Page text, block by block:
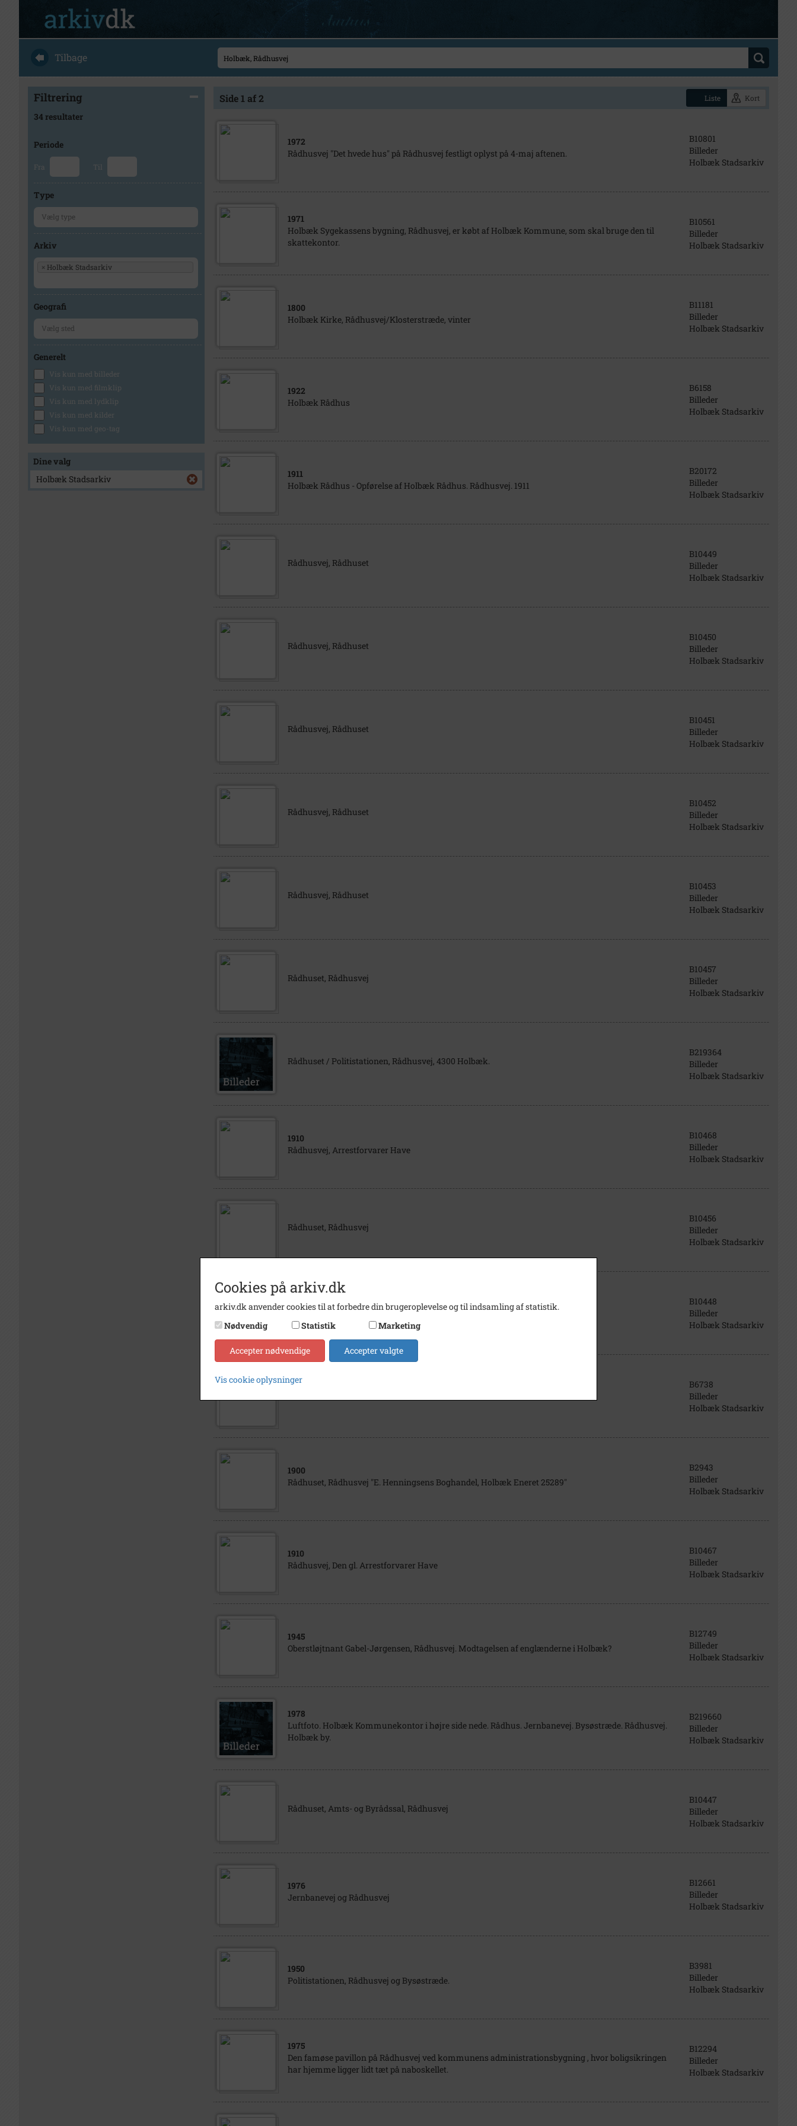
Tilbage
Filtrering
34 resultater
Periode
Fra Til
Type
Arkiv
× Holbæk Stadsarkiv
Geografi
Generelt
Vis kun med billeder
Vis kun med filmklip
Vis kun med lydklip
Vis kun med kilder
Vis kun med geo-tag
Dine valg
Holbæk Stadsarkiv
Side 1 af 2 Liste Kort
1972
Rådhusvej "Det hvede hus" på Rådhusvej festligt oplyst på 4-maj aftenen.
B10801
Billeder
Holbæk Stadsarkiv
1971
Holbæk Sygekassens bygning, Rådhusvej, er købt af Holbæk Kommune, som skal bruge den til
skattekontor.
B10561
Billeder
Holbæk Stadsarkiv
1800
Holbæk Kirke, Rådhusvej/Klosterstræde, vinter
B11181
Billeder
Holbæk Stadsarkiv
1922
Holbæk Rådhus
B6158
Billeder
Holbæk Stadsarkiv
1911
Holbæk Rådhus - Opførelse af Holbæk Rådhus. Rådhusvej. 1911
B20172
Billeder
Holbæk Stadsarkiv
Rådhusvej, Rådhuset
B10449
Billeder
Holbæk Stadsarkiv
Rådhusvej, Rådhuset
B10450
Billeder
Holbæk Stadsarkiv
Rådhusvej, Rådhuset
B10451
Billeder
Holbæk Stadsarkiv
Rådhusvej, Rådhuset
B10452
Billeder
Holbæk Stadsarkiv
Rådhusvej, Rådhuset
B10453
Billeder
Holbæk Stadsarkiv
Rådhuset, Rådhusvej
B10457
Billeder
Holbæk Stadsarkiv
Rådhuset / Politistationen, Rådhusvej, 4300 Holbæk.
B219364
Billeder
Holbæk Stadsarkiv
1910
Rådhusvej, Arrestforvarer Have
B10468
Billeder
Holbæk Stadsarkiv
Rådhuset, Rådhusvej
B10456
Billeder
Holbæk Stadsarkiv
Rådhusvej, Rådhuset, Udvalgsværelse
B10448
Billeder
Holbæk Stadsarkiv
B6738
Billeder
Holbæk Stadsarkiv
1900
Rådhuset, Rådhusvej "E. Henningsens Boghandel, Holbæk Eneret 25289"
B2943
Billeder
Holbæk Stadsarkiv
1910
Rådhusvej, Den gl. Arrestforvarer Have
B10467
Billeder
Holbæk Stadsarkiv
1945
Oberstløjtnant Gabel-Jørgensen, Rådhusvej. Modtagelsen af englænderne i Holbæk?
B12749
Billeder
Holbæk Stadsarkiv
1978
Luftfoto. Holbæk Kommunekontor i højre side nede. Rådhus. Jernbanevej. Bysøstræde. Rådhusvej.
Holbæk by.
B219660
Billeder
Holbæk Stadsarkiv
Rådhuset, Amts- og Byrådssal, Rådhusvej
B10447
Billeder
Holbæk Stadsarkiv
1976
Jernbanevej og Rådhusvej
B12661
Billeder
Holbæk Stadsarkiv
1950
Politistationen, Rådhusvej og Bysøstræde.
B3981
Billeder
Holbæk Stadsarkiv
1975
Den famøse pavillon på Rådhusvej ved kommunens administrationsbygning , hvor boligsikringen
har hjemme ligger lidt tæt på naboskellet.
B12294
Billeder
Holbæk Stadsarkiv
Cookies på arkiv.dk
arkiv.dk anvender cookies til at forbedre din brugeroplevelse og til indsamling af statistik.
Nødvendig
Statistik Marketing
Accepter nødvendige Accepter valgte
Vis cookie oplysninger